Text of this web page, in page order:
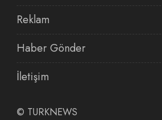
Reklam
Haber Gönder
İletişim
© TURKNEWS